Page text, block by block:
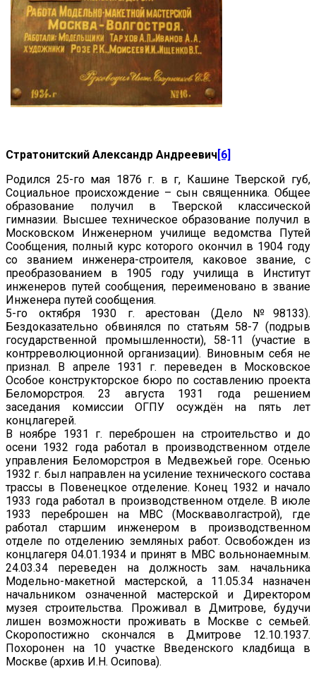
Стратонитский Александр Андреевич[6]
Родился 25-го мая 1876 г. в г, Кашине Тверской губ,
Социальное происхождение – сын священника. Общее
образование получил в Тверской классической
гимназии. Высшее техническое образование получил в
Московском Инженерном училище ведомства Путей
Сообщения, полный курс которого окончил в 1904 году
со званием инженера-строителя, каковое звание, с
преобразованием в 1905 году училища в Институт
инженеров путей сообщения, переименовано в звание
Инженера путей сообщения.
5-го октября 1930 г. арестован (Дело №98133).
Бездоказательно обвинялся по статьям 58-7 (подрыв
государственной промышленности), 58-11 (участие в
контрреволюционной организации). Виновным себя не
признал. В апреле 1931 г. переведен в Московское
Особое конструкторское бюро по составлению проекта
Беломорстроя. 23 августа 1931 года решением
заседания комиссии ОГПУ осуждён на пять лет
концлагерей.
В ноябре 1931 г. переброшен на строительство и до
осени 1932 года работал в производственном отделе
управления Беломорстроя в Медвежьей горе. Осенью
1932 г. был направлен на усиление технического состава
трассы в Повенецкое отделение. Конец 1932 и начало
1933 года работал в производственном отделе. В июле
1933 переброшен на МВС (Москваволгастрой), где
работал старшим инженером в производственном
отделе по отделению земляных работ. Освобожден из
концлагеря 04.01.1934 и принят в МВС вольнонаемным.
24.03.34 переведен на должность зам. начальника
Модельно-макетной мастерской, а 11.05.34 назначен
начальником означенной мастерской и Директором
музея строительства. Проживал в Дмитрове, будучи
лишен возможности проживать в Москве с семьей.
Скоропостижно скончался в Дмитрове 12.10.1937.
Похоронен на 10 участке Введенского кладбища в
Москве (архив И.Н. Осипова).